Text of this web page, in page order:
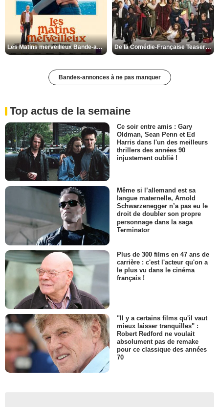
Les Matins merveilleux Bande-annonce VF De la Comédie-Française Teaser VF
Bandes-annonces à ne pas manquer
Top actus de la semaine
Ce soir entre amis : Gary
Oldman, Sean Penn et Ed
Harris dans l'un des meilleurs
thrillers des années 90
injustement oublié !
Même si l’allemand est sa
langue maternelle, Arnold
Schwarzenegger n’a pas eu le
droit de doubler son propre
personnage dans la saga
Terminator
Plus de 300 films en 47 ans de
carrière : c'est l'acteur qu'on a
le plus vu dans le cinéma
français !
"Il y a certains films qu'il vaut
mieux laisser tranquilles" :
Robert Redford ne voulait
absolument pas de remake
pour ce classique des années
70